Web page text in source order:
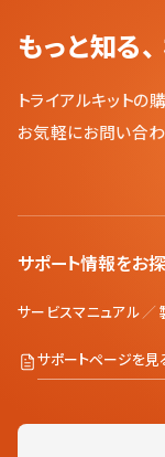
もっと知る
トライアルキットの
お気軽にお問い合わ
サポート情報をお
サービスマニュアル ／
サポートページを見